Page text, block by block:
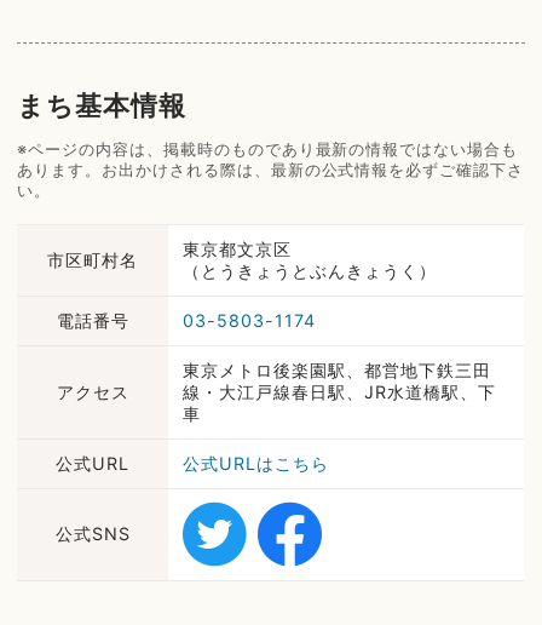
まち基本情報
※ページの内容は、掲載時のものであり最新の情報ではない場合も
あります。お出かけされる際は、最新の公式情報を必ずご確認下さ
い。
市区町村名
東京都文京区
（とうきょうとぶんきょうく）
電話番号 03-5803-1174
アクセス
東京メトロ後楽園駅、都営地下鉄三田
線・大江戸線春日駅、JR水道橋駅、下
車
公式URL 公式URLはこちら
公式SNS